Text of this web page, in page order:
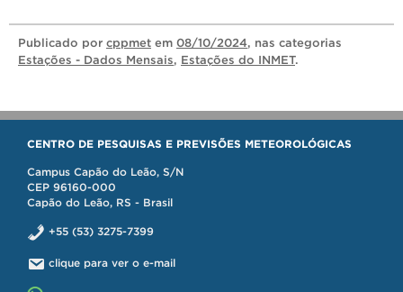
Publicado por cppmet em 08/10/2024, nas categorias
Estações - Dados Mensais, Estações do INMET.
CENTRO DE PESQUISAS E PREVISÕES METEOROLÓGICAS
Campus Capão do Leão, S/N
CEP 96160-000
Capão do Leão, RS - Brasil
+55 (53) 3275-7399
clique para ver o e-mail